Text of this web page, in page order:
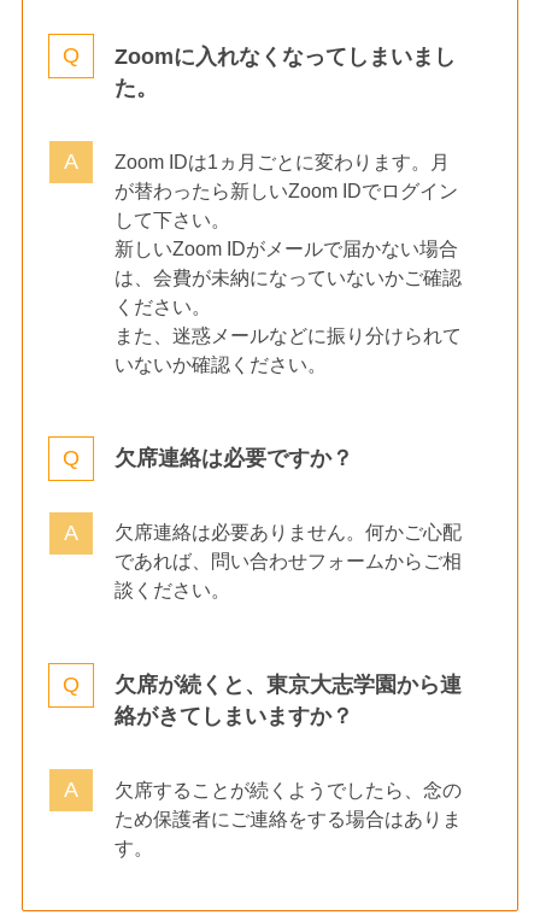
Zoomに入れなくなってしまいまし
た。
Zoom IDは1ヵ月ごとに変わります。月
が替わったら新しいZoom IDでログイン
して下さい。
新しいZoom IDがメールで届かない場合
は、会費が未納になっていないかご確認
ください。
また、迷惑メールなどに振り分けられて
いないか確認ください。
欠席連絡は必要ですか？
欠席連絡は必要ありません。何かご心配
であれば、問い合わせフォームからご相
談ください。
欠席が続くと、東京大志学園から連
絡がきてしまいますか？
欠席することが続くようでしたら、念の
ため保護者にご連絡をする場合はありま
す。